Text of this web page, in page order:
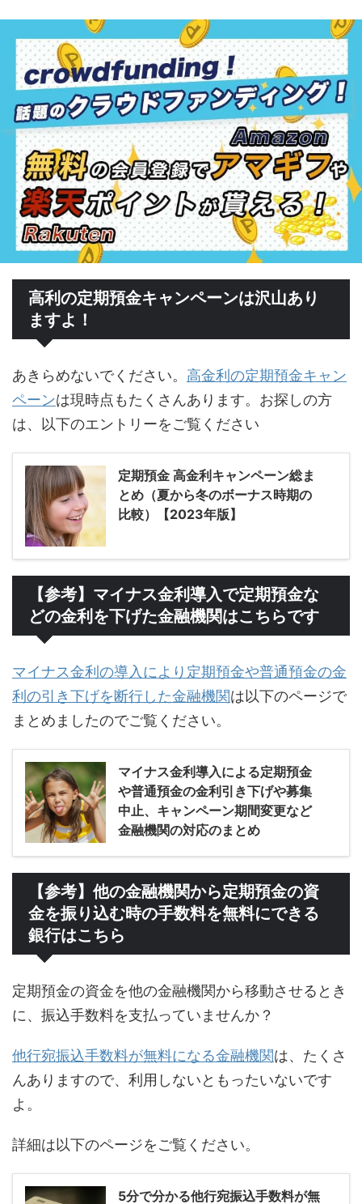
高利の定期預金キャンペーンは沢山あり
ますよ！
あきらめないでください。 高金利の定期預金キャン
ペーンは現時点もたくさんあります。お探しの方
は、以下のエントリーをご覧ください
定期預金 高金利キャンペーン総ま
とめ（夏から冬のボーナス時期の
比較）【2023年版】
【参考】マイナス金利導入で定期預金な
どの金利を下げた金融機関はこちらです
マイナス金利の導入により定期預金や普通預金の金
利の引き下げを断行した金融機関は以下のページで
まとめましたのでご覧ください。
マイナス金利導入による定期預金
や普通預金の金利引き下げや募集
中止、キャンペーン期間変更など
金融機関の対応のまとめ
【参考】他の金融機関から定期預金の資
金を振り込む時の手数料を無料にできる
銀行はこちら
定期預金の資金を他の金融機関から移動させるとき
に、振込手数料を支払っていませんか？
他行宛振込手数料が無料になる金融機関は、たくさ
んありますので、利用しないともったいないです
よ。
詳細は以下のページをご覧ください。
5分で分かる他行宛振込手数料が無